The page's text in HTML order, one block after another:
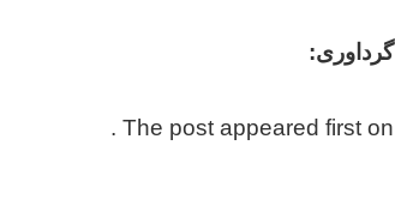
گرداوری:
The post appeared first on .